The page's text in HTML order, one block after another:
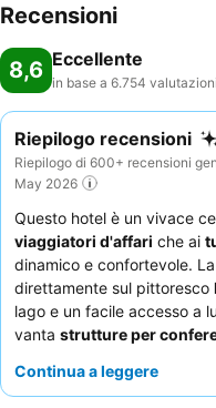
Recensioni
8,6 Eccellente
in base a 6.754
Riepilogo recensioni
Riepilogo di 600+ recensioni
May 2026
Questo hotel è un vivace
viaggiatori d'affari che ai
dinamico e confortevole.
direttamente sul pittoresco
lago e un facile accesso a
vanta strutture per
personale cordiale e
Continua a leggere